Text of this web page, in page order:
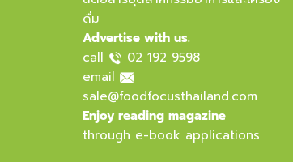
ดื่ม
Advertise with us.
call
02 192 9598
email
sale@foodfocusthailand.com
Enjoy reading magazine
through e-book applications